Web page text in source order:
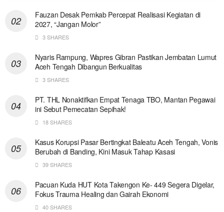
Fauzan Desak Pemkab Percepat Realisasi Kegiatan di
2027, “Jangan Molor”
3 SHARES
Nyaris Rampung, Wapres Gibran Pastikan Jembatan Lumut
Aceh Tengah Dibangun Berkualitas
3 SHARES
PT. THL Nonaktifkan Empat Tenaga TBO, Mantan Pegawai
ini Sebut Pemecatan Sepihak!
18 SHARES
Kasus Korupsi Pasar Bertingkat Baleatu Aceh Tengah, Vonis
Berubah di Banding, Kini Masuk Tahap Kasasi
39 SHARES
Pacuan Kuda HUT Kota Takengon Ke- 449 Segera Digelar,
Fokus Trauma Healing dan Gairah Ekonomi
40 SHARES